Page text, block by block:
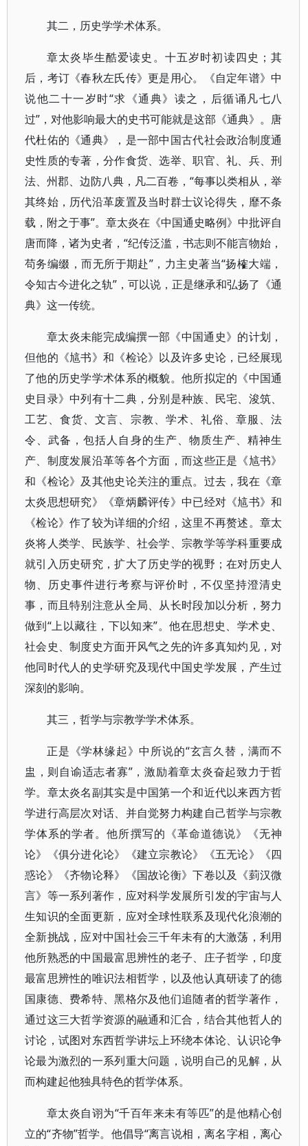
其二，历史学学术体系。
章太炎毕生酷爱读史。十五岁时初读四史；其
后，考订《春秋左氏传》更是用心。《自定年谱》中
说他二十一岁时“求《通典》读之，后循诵凡七八
过”，对他影响最大的史书可能就是这部《通典》。唐
代杜佑的《通典》，是一部中国古代社会政治制度通
史性质的专著，分作食货、选举、职官、礼、兵、刑
法、州郡、边防八典，凡二百卷，“每事以类相从，举
其终始，历代沿革废置及当时群士议论得失，靡不条
载，附之于事”。章太炎在《中国通史略例》中批评自
唐而降，诸为史者，“纪传泛滥，书志则不能言物始，
苟务编缀，而无所于期赴”，力主史著当“扬榷大端，
令知古今进化之轨”，可以说，正是继承和弘扬了《通
典》这一传统。
章太炎未能完成编撰一部《中国通史》的计划，
但他的《訄书》和《检论》以及许多史论，已经展现
了他的历史学学术体系的概貌。他所拟定的《中国通
史目录》中列有十二典，分别是种族、民宅、浚筑、
工艺、食货、文言、宗教、学术、礼俗、章服、法
令、武备，包括人自身的生产、物质生产、精神生
产、制度发展沿革等各个方面，而这些正是《訄书》
和《检论》及其他史论关注的重点。过去，我在《章
太炎思想研究》《章炳麟评传》中已经对《訄书》和
《检论》作了较为详细的介绍，这里不再赘述。章太
炎将人类学、民族学、社会学、宗教学等学科重要成
就引入历史研究，扩大了历史学的视野；在对历史人
物、历史事件进行考察与评价时，不仅坚持澄清史
事，而且特别注意从全局、从长时段加以分析，努力
做到“上以藏往，下以知来”。他在思想史、学术史、
社会史、制度史方面开风气之先的许多真知灼见，对
他同时代人的史学研究及现代中国史学发展，产生过
深刻的影响。
其三，哲学与宗教学学术体系。
正是《学林缘起》中所说的“玄言久替，满而不
盅，则自谕适志者寡”，激励着章太炎奋起致力于哲
学。章太炎名副其实是中国第一个和近代以来西方哲
学进行高层次对话、并自觉努力构建自己哲学与宗教
学体系的学者。他所撰写的《革命道德说》《无神
论》《俱分进化论》《建立宗教论》《五无论》《四
惑论》《齐物论释》《国故论衡》下卷以及《菿汉微
言》等一系列著作，应对科学发展所引发的宇宙与人
生知识的全面更新，应对全球性联系及现代化浪潮的
全新挑战，应对中国社会三千年未有的大激荡，利用
他所熟悉的中国最富思辨性的老子、庄子哲学，印度
最富思辨性的唯识法相哲学，以及他认真研读了的德
国康德、费希特、黑格尔及他们追随者的哲学著作，
通过这三大哲学资源的融通和汇合，结合其他哲人的
讨论，试图对东西哲学讲坛上环绕本体论、认识论争
论最为激烈的一系列重大问题，说明自己的见解，从
而构建起他独具特色的哲学体系。
章太炎自诩为“千百年来未有等匹”的是他精心创
立的“齐物”哲学。他倡导“离言说相，离名字相，离心